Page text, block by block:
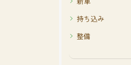
持ち込み
整備